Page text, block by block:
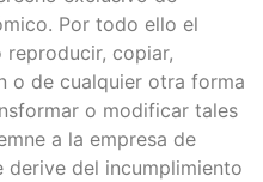
Por todo ello el
reproducir, copiar,
o de cualquier otra forma
o modificar tales
a la empresa de
derive del incumplimiento